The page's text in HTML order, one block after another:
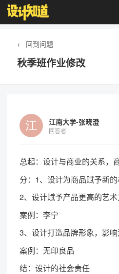
← 回到问题
秋季班作业修改
江南大学-张晓澄
回答者
总起：设计与商业的关系，
分：1、设计为商品赋予新
2、设计赋予产品更高的艺
案例：李宁
3、设计打造品牌形象，影
案例：无印良品
结：设计的社会责任